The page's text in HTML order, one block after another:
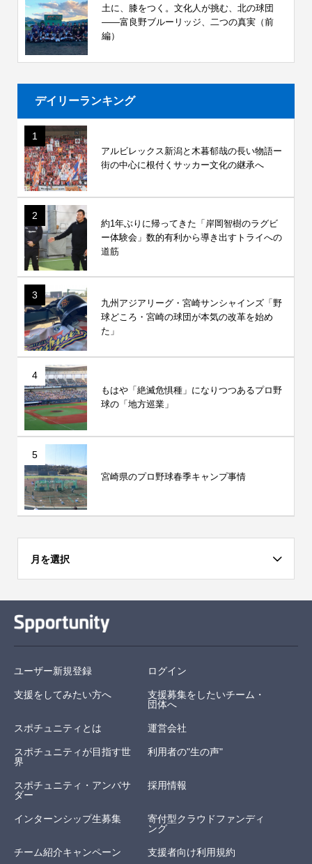
土に、膝をつく。文化人が挑む、北の球団
――富良野ブルーリッジ、二つの真実（前
編）
デイリーランキング
1
アルビレックス新潟と木暮郁哉の長い物語ー
街の中心に根付くサッカー文化の継承へ
2
約1年ぶりに帰ってきた「岸岡智樹のラグビ
ー体験会」数的有利から導き出すトライへの
道筋
3
九州アジアリーグ・宮崎サンシャインズ「野
球どころ・宮崎の球団が本気の改革を始め
た」
4
もはや「絶滅危惧種」になりつつあるプロ野
球の「地方巡業」
5
宮崎県のプロ野球春季キャンプ事情
月を選択
ユーザー新規登録 ログイン
支援をしてみたい方へ
支援募集をしたいチーム・
団体へ
スポチュニティとは 運営会社
スポチュニティが目指す世
界
利用者の"生の声"
スポチュニティ・アンバサ
ダー
採用情報
インターンシップ生募集
寄付型クラウドファンディ
ング
チーム紹介キャンペーン 支援者向け利用規約